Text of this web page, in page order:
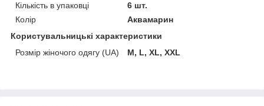
Кількість в упаковці
6 шт.
Колір
Аквамарин
Користувальницькі характеристики
Розмір жіночого одягу (UA)
M, L, XL, XXL